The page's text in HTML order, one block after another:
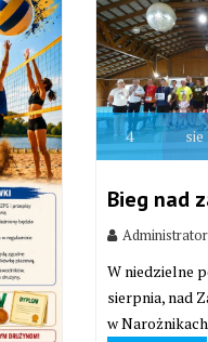
4 sie
Bieg nad
Administrator
W niedzielne
sierpnia, nad
w